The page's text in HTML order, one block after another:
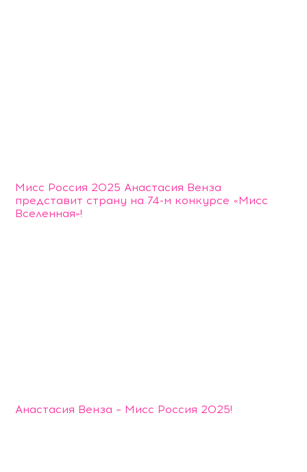
Мисс Россия 2025 Анастасия Венза
представит страну на 74-м конкурсе «Мисс
Вселенная»!
Анастасия Венза – Мисс Россия 2025!